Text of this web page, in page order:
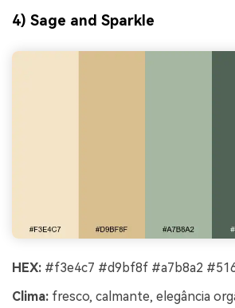
4) Sage and Sparkle
HEX: #f3e4c7 #d9bf8f #a7b8a2
Clima: fresco, calmante, elegância